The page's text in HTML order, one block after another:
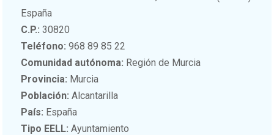
España
C.P.: 30820
Teléfono: 968 89 85 22
Comunidad autónoma: Región de Murcia
Provincia: Murcia
Población: Alcantarilla
País: España
Tipo EELL: Ayuntamiento